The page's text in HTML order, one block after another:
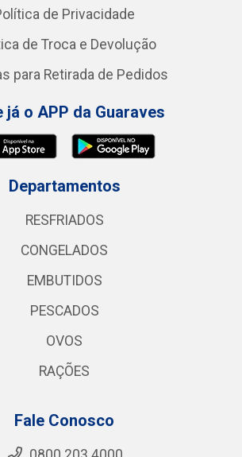
de Privacidade
de Troca e Devolução
para Retirada de Pedidos
já o APP da Guaraves
Departamentos
RESFRIADOS
CONGELADOS
EMBUTIDOS
PESCADOS
OVOS
RAÇÕES
Fale Conosco